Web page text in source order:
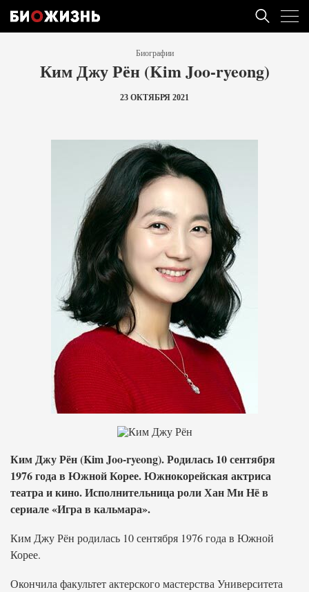
Биографии
Ким Джу Рён (Kim Joo-ryeong)
23 ОКТЯБРЯ 2021
Ким Джу Рён (Kim Joo-ryeong). Родилась 10 сентября
1976 года в Южной Корее. Южнокорейская актриса
театра и кино. Исполнительница роли Хан Ми Нё в
сериале «Игра в кальмара».
Ким Джу Рён родилась 10 сентября 1976 года в Южной
Корее.
Окончила факультет актерского мастерства Университета